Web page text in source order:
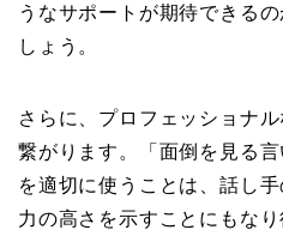
うなサポートが期待できる
しょう。
さらに、プロフェッショナ
繋がります。「面倒を見る
を適切に使うことは、話し
力の高さを示すことにもな